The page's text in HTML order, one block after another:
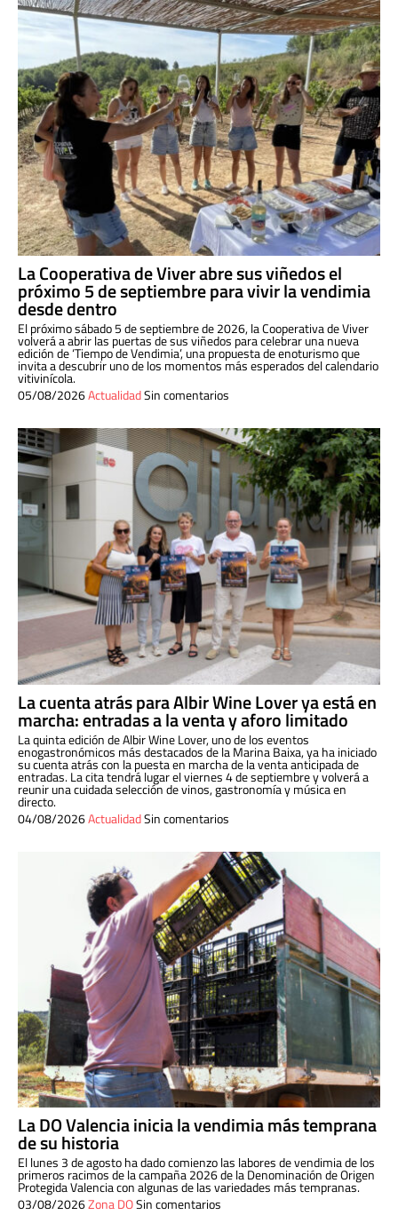
La Cooperativa de Viver abre sus viñedos el
próximo 5 de septiembre para vivir la vendimia
desde dentro
El próximo sábado 5 de septiembre de 2026, la Cooperativa de Viver
volverá a abrir las puertas de sus viñedos para celebrar una nueva
edición de ‘Tiempo de Vendimia’, una propuesta de enoturismo que
invita a descubrir uno de los momentos más esperados del calendario
vitivinícola.
05/08/2026ActualidadSin comentarios
La cuenta atrás para Albir Wine Lover ya está en
marcha: entradas a la venta y aforo limitado
La quinta edición de Albir Wine Lover, uno de los eventos
enogastronómicos más destacados de la Marina Baixa, ya ha iniciado
su cuenta atrás con la puesta en marcha de la venta anticipada de
entradas. La cita tendrá lugar el viernes 4 de septiembre y volverá a
reunir una cuidada selección de vinos, gastronomía y música en
directo.
04/08/2026ActualidadSin comentarios
La DO Valencia inicia la vendimia más temprana
de su historia
El lunes 3 de agosto ha dado comienzo las labores de vendimia de los
primeros racimos de la campaña 2026 de la Denominación de Origen
Protegida Valencia con algunas de las variedades más tempranas.
03/08/2026Zona DOSin comentarios